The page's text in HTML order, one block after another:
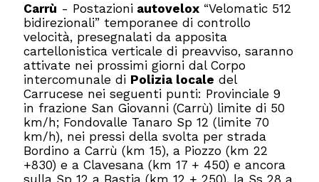
Carrù - Postazioni autovelox “Velomatic 512
bidirezionali” temporanee di controllo
velocità, presegnalati da apposita
cartellonistica verticale di preavviso, saranno
attivate nei prossimi giorni dal Corpo
intercomunale di Polizia locale del
Carrucese nei seguenti punti: Provinciale 9
in frazione San Giovanni (Carrù) limite di 50
km/h; Fondovalle Tanaro Sp 12 (limite 70
km/h), nei pressi della svolta per strada
Bordino a Carrù (km 15), a Piozzo (km 22
+830) e a Clavesana (km 17 + 450) e ancora
sulla Sp 12 a Bastia (km 12 + 250), la Ss 28 a